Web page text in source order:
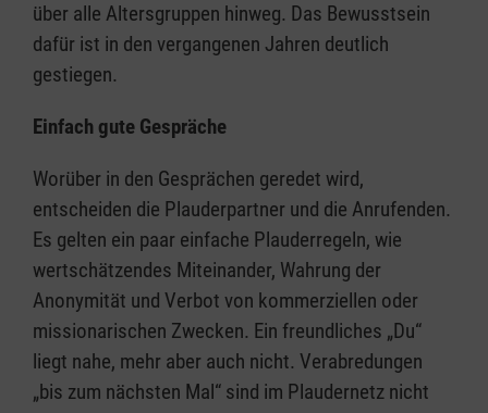
über alle Altersgruppen hinweg. Das Bewusstsein
dafür ist in den vergangenen Jahren deutlich
gestiegen.
Einfach gute Gespräche
Worüber in den Gesprächen geredet wird,
entscheiden die Plauderpartner und die Anrufenden.
Es gelten ein paar einfache Plauderregeln, wie
wertschätzendes Miteinander, Wahrung der
Anonymität und Verbot von kommerziellen oder
missionarischen Zwecken. Ein freundliches „Du“
liegt nahe, mehr aber auch nicht. Verabredungen
„bis zum nächsten Mal“ sind im Plaudernetz nicht